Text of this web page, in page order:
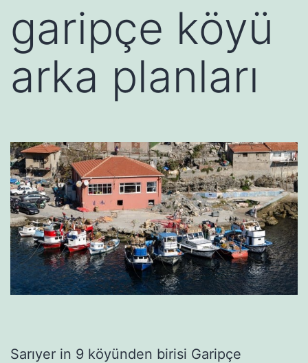
garipçe köyü
arka planları
Sarıyer in 9 köyünden birisi Garipçe